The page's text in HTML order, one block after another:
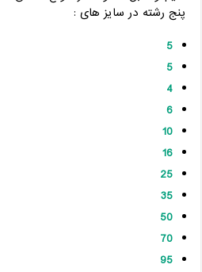
پنج رشته در سایز های :
5
5
4
6
10
16
25
35
50
70
95